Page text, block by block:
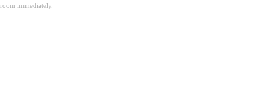
room immediately.